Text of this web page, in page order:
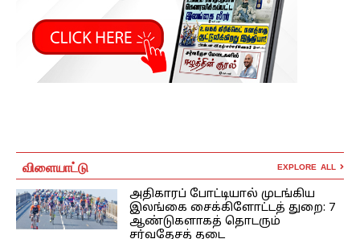
விளையாட்டு EXPLORE ALL
அதிகாரப் போட்டியால் முடங்கிய
இலங்கை சைக்கிளோட்டத் துறை: 7
ஆண்டுகளாகத் தொடரும்
சர்வதேசத் தடை